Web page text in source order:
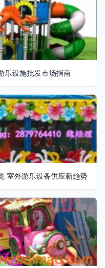
乐设施批发市场指南
室外游乐设备供应新趋势